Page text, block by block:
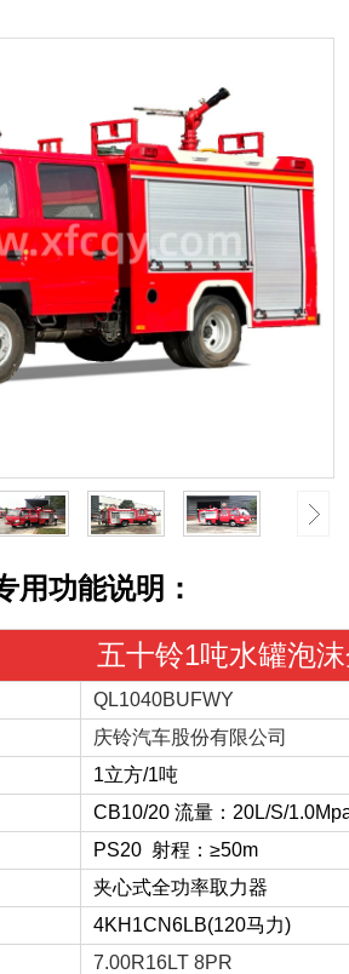
用功能说明：
五十铃1吨水罐泡
QL1040BUFWY
庆铃汽车股份有限公司
1立方/1吨
CB10/20 流量：20L/S/
PS20 射程： ≥50m
夹心式全功率取力器
4KH1CN6LB(120马力)
7.00R16LT 8PR